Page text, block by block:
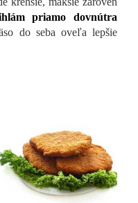
priamo dovnútra
do seba oveľa lepšie